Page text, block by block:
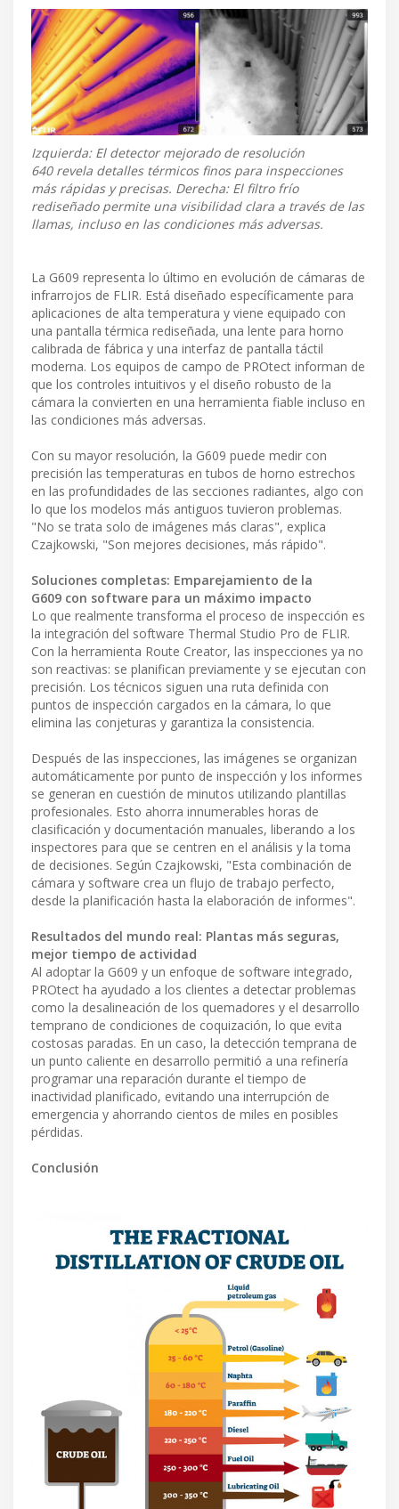
Izquierda: El detector mejorado de resolución
640 revela detalles térmicos finos para inspecciones
más rápidas y precisas. Derecha: El filtro frío
rediseñado permite una visibilidad clara a través de las
llamas, incluso en las condiciones más adversas.
La G609 representa lo último en evolución de cámaras de
infrarrojos de FLIR. Está diseñado específicamente para
aplicaciones de alta temperatura y viene equipado con
una pantalla térmica rediseñada, una lente para horno
calibrada de fábrica y una interfaz de pantalla táctil
moderna. Los equipos de campo de PROtect informan de
que los controles intuitivos y el diseño robusto de la
cámara la convierten en una herramienta fiable incluso en
las condiciones más adversas.
Con su mayor resolución, la G609 puede medir con
precisión las temperaturas en tubos de horno estrechos
en las profundidades de las secciones radiantes, algo con
lo que los modelos más antiguos tuvieron problemas.
"No se trata solo de imágenes más claras", explica
Czajkowski, "Son mejores decisiones, más rápido".
Soluciones completas: Emparejamiento de la
G609 con software para un máximo impacto
Lo que realmente transforma el proceso de inspección es
la integración del software Thermal Studio Pro de FLIR.
Con la herramienta Route Creator, las inspecciones ya no
son reactivas: se planifican previamente y se ejecutan con
precisión. Los técnicos siguen una ruta definida con
puntos de inspección cargados en la cámara, lo que
elimina las conjeturas y garantiza la consistencia.
Después de las inspecciones, las imágenes se organizan
automáticamente por punto de inspección y los informes
se generan en cuestión de minutos utilizando plantillas
profesionales. Esto ahorra innumerables horas de
clasificación y documentación manuales, liberando a los
inspectores para que se centren en el análisis y la toma
de decisiones. Según Czajkowski, "Esta combinación de
cámara y software crea un flujo de trabajo perfecto,
desde la planificación hasta la elaboración de informes".
Resultados del mundo real: Plantas más seguras,
mejor tiempo de actividad
Al adoptar la G609 y un enfoque de software integrado,
PROtect ha ayudado a los clientes a detectar problemas
como la desalineación de los quemadores y el desarrollo
temprano de condiciones de coquización, lo que evita
costosas paradas. En un caso, la detección temprana de
un punto caliente en desarrollo permitió a una refinería
programar una reparación durante el tiempo de
inactividad planificado, evitando una interrupción de
emergencia y ahorrando cientos de miles en posibles
pérdidas.
Conclusión